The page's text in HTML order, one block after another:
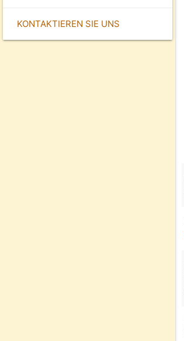
KONTAKTIEREN SIE UNS